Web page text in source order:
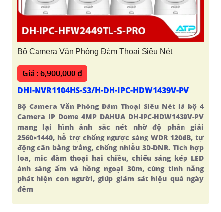
Bộ Camera Văn Phòng Đàm Thoại Siêu Nét
Giá : 6,900,000 ₫
DHI-NVR1104HS-S3/H-DH-IPC-HDW1439V-PV
Bộ Camera Văn Phòng Đàm Thoại Siêu Nét là bộ 4
Camera IP Dome 4MP DAHUA DH-IPC-HDW1439V-PV
mang lại hình ảnh sắc nét nhờ độ phân giải
2560×1440, hỗ trợ chống ngược sáng WDR 120dB, tự
động cân bằng trắng, chống nhiễu 3D-DNR. Tích hợp
loa, mic đàm thoại hai chiều, chiếu sáng kép LED
ánh sáng ấm và hồng ngoại 30m, cùng tính năng
phát hiện con người, giúp giám sát hiệu quả ngày
đêm